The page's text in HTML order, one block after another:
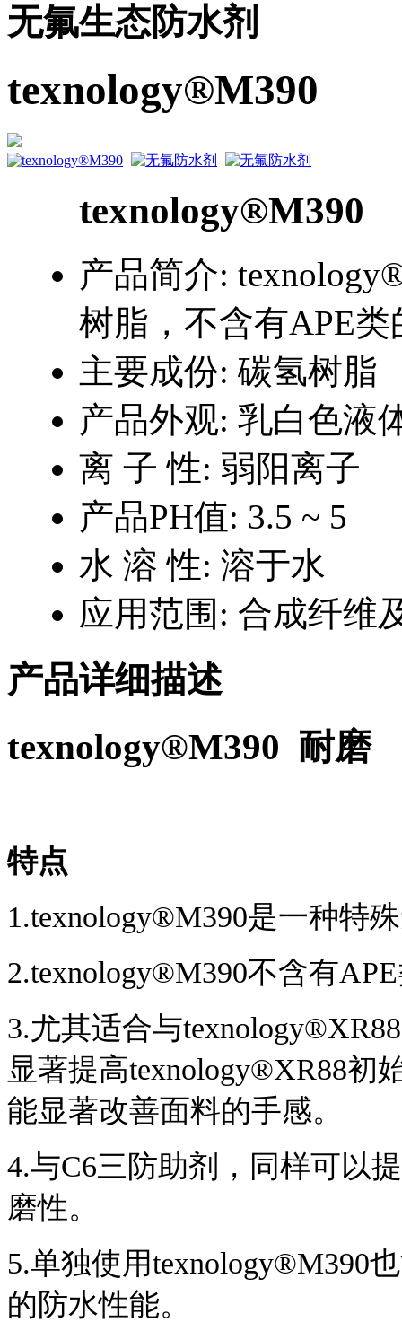
无氟生态防水剂
texnology®M390
texnology®M390
产品简介:
树脂，不含有APE
主要成份: 碳氢树脂
产品外观: 乳白色液
离 子 性: 弱阳离子
产品PH值: 3.5 ~ 5
水 溶 性: 溶于水
应用范围: 合成纤维
产品详细描述
texnology®M390 耐磨
特点
1.texnology®M390是一种特
2.texnology®M390不含有
3.尤其适合与
显著提高texnology®XR88初
能显著改善面料的手感。
4.与C6三防助剂，同样可以
磨性。
5.单独使用texnology®M390
的防水性能。